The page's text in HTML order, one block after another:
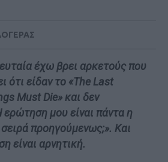
έχω βρει αρκετούς που
ότι είδαν το «The Last
Must Die» και δεν
μου είναι πάντα η
σειρά προηγούμενως;». Και
είναι αρνητική.